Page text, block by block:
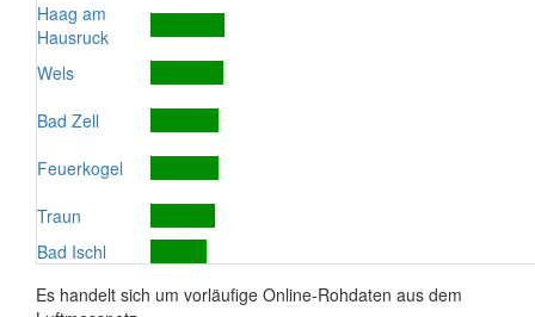
Haag am
Hausruck
Wels
Bad Zell
Feuerkogel
Traun
Bad Ischl
Es handelt sich um vorläufige Online-Rohdaten aus dem